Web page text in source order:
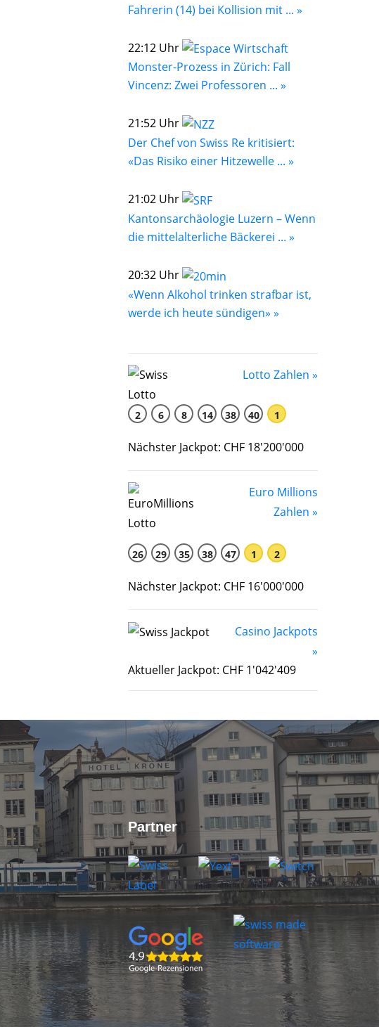
Fahrerin (14) bei Kollision mit ... »
22:12 Uhr
Monster-Prozess in Zürich: Fall
Vincenz: Zwei Professoren ... »
21:52 Uhr
Der Chef von Swiss Re kritisiert:
«Das Risiko einer Hitzewelle ... »
21:02 Uhr
Kantonsarchäologie Luzern – Wenn
die mittelalterliche Bäckerei ... »
20:32 Uhr
«Wenn Alkohol trinken strafbar ist,
werde ich heute sündigen» »
Lotto Zahlen »
2 6 8 14 38 40 1
Nächster Jackpot: CHF 18'200'000
Euro Millions
Zahlen »
26 29 35 38 47 1 2
Nächster Jackpot: CHF 16'000'000
Casino Jackpots
»
Aktueller Jackpot: CHF 1'042'409
Partner